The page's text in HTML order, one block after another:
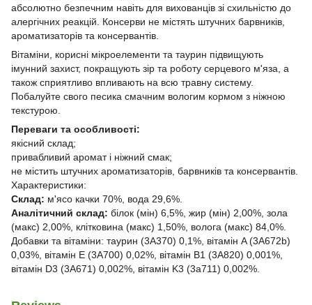
абсолютно безпечним навіть для вихованців зі схильністю до
алергічних реакцій. Консерви не містять штучних барвників,
ароматизаторів та консервантів.
Вітаміни, корисні мікроелементи та таурин підвищують
імунний захист, покращують зір та роботу серцевого м'яза, а
також сприятливо впливають на всю травну систему.
Побалуйте свого песика смачним вологим кормом з ніжною
текстурою.
Переваги та особливості:
якісний склад;
привабливий аромат і ніжний смак;
не містить штучних ароматизаторів, барвників та консервантів.
Характеристики:
Склад: м'ясо качки 70%, вода 29,6%.
Аналітичний склад: білок (мін) 6,5%, жир (мін) 2,00%, зола
(макс) 2,00%, клітковина (макс) 1,50%, волога (макс) 84,0%.
Добавки та вітаміни: таурин (3A370) 0,1%, вітамін A (3A672b)
0,03%, вітамін E (3A700) 0,02%, вітамін B1 (3A820) 0,001%,
вітамін D3 (3A671) 0,002%, вітамін K3 (3a711) 0,002%.